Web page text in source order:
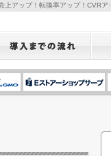
ップ！転換率アップ！CVRア